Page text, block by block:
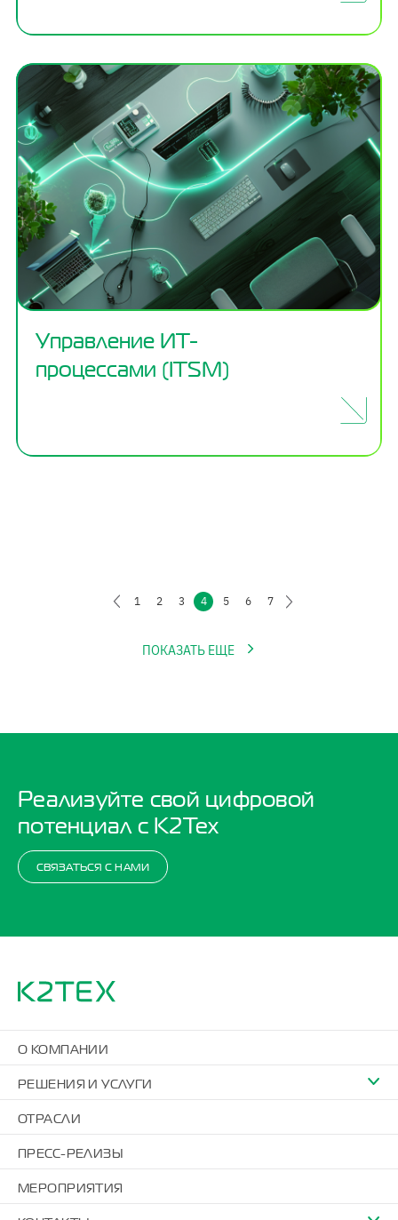
Управление ИТ-
процессами (ITSM)
1 2 3 4 5 6 7
ПОКАЗАТЬ ЕЩЕ
Реализуйте свой цифровой
потенциал с K2Тех
СВЯЗАТЬСЯ С НАМИ
О КОМПАНИИ
РЕШЕНИЯ И УСЛУГИ
ОТРАСЛИ
ПРЕСС-РЕЛИЗЫ
МЕРОПРИЯТИЯ